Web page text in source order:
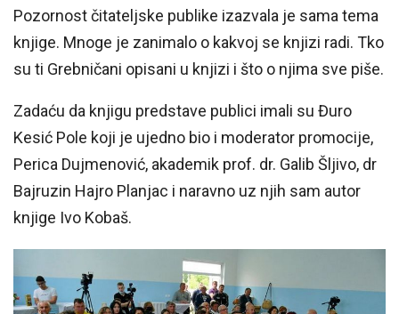
Pozornost čitateljske publike izazvala je sama tema
knjige. Mnoge je zanimalo o kakvoj se knjizi radi. Tko
su ti Grebničani opisani u knjizi i što o njima sve piše.
Zadaću da knjigu predstave publici imali su Đuro
Kesić Pole koji je ujedno bio i moderator promocije,
Perica Dujmenović, akademik prof. dr. Galib Šljivo, dr
Bajruzin Hajro Planjac i naravno uz njih sam autor
knjige Ivo Kobaš.